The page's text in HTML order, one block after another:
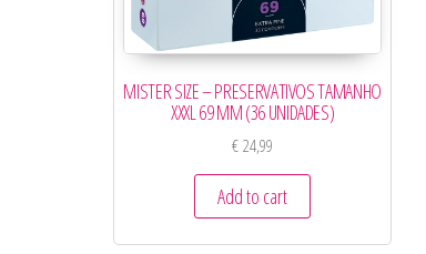
MISTER SIZE – PRESERVATIVOS TAMANHO
XXXL 69 MM (36 UNIDADES)
€24,99
Add to cart